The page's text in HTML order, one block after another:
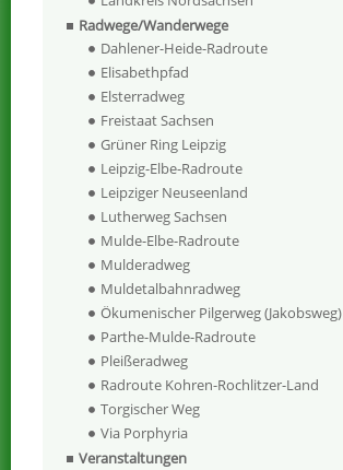
Radwege/Wanderwege
Dahlener-Heide-Radroute
Elisabethpfad
Elsterradweg
Freistaat Sachsen
Grüner Ring Leipzig
Leipzig-Elbe-Radroute
Leipziger Neuseenland
Lutherweg Sachsen
Mulde-Elbe-Radroute
Mulderadweg
Muldetalbahnradweg
Ökumenischer Pilgerweg (Jakobsweg)
Parthe-Mulde-Radroute
Pleißeradweg
Radroute Kohren-Rochlitzer-Land
Torgischer Weg
Via Porphyria
Veranstaltungen